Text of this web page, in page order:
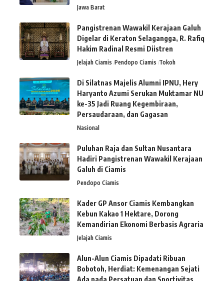
Jawa Barat
Pangistrenan Wawakil Kerajaan Galuh
Digelar di Keraton Selagangga, R. Rafiq
Hakim Radinal Resmi Diistren
Jelajah Ciamis Pendopo Ciamis Tokoh
Di Silatnas Majelis Alumni IPNU, Hery
Haryanto Azumi Serukan Muktamar NU
ke-35 Jadi Ruang Kegembiraan,
Persaudaraan, dan Gagasan
Nasional
Puluhan Raja dan Sultan Nusantara
Hadiri Pangistrenan Wawakil Kerajaan
Galuh di Ciamis
Pendopo Ciamis
Kader GP Ansor Ciamis Kembangkan
Kebun Kakao 1 Hektare, Dorong
Kemandirian Ekonomi Berbasis Agraria
Jelajah Ciamis
Alun-Alun Ciamis Dipadati Ribuan
Bobotoh, Herdiat: Kemenangan Sejati
Ada pada Persatuan dan Sportivitas